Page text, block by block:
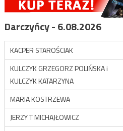
Darczyńcy - 6.08.2026
KACPER STAROŚCIAK
KULCZYK GRZEGORZ POLIŃSKA i
KULCZYK KATARZYNA
MARIA KOSTRZEWA
JERZY T MICHAJŁOWICZ